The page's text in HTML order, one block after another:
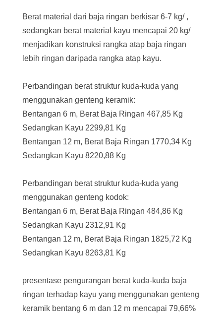
Berat material dari baja ringan berkisar 6-7 kg/ ,
sedangkan berat material kayu mencapai 20 kg/
menjadikan konstruksi rangka atap baja ringan
lebih ringan daripada rangka atap kayu.
Perbandingan berat struktur kuda-kuda yang
menggunakan genteng keramik:
Bentangan 6 m, Berat Baja Ringan 467,85 Kg
Sedangkan Kayu 2299,81 Kg
Bentangan 12 m, Berat Baja Ringan 1770,34 Kg
Sedangkan Kayu 8220,88 Kg
Perbandingan berat struktur kuda-kuda yang
menggunakan genteng kodok:
Bentangan 6 m, Berat Baja Ringan 484,86 Kg
Sedangkan Kayu 2312,91 Kg
Bentangan 12 m, Berat Baja Ringan 1825,72 Kg
Sedangkan Kayu 8263,81 Kg
presentase pengurangan berat kuda-kuda baja
ringan terhadap kayu yang menggunakan genteng
keramik bentang 6 m dan 12 m mencapai 79,66%